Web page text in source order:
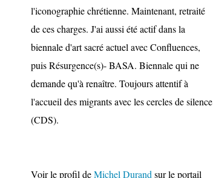
l'iconographie chrétienne. Maintenant, retraité
de ces charges. J'ai aussi été actif dans la
biennale d'art sacré actuel avec Confluences,
puis Résurgence(s)- BASA. Biennale qui ne
demande qu'à renaître. Toujours attentif à
l'accueil des migrants avec les cercles de silence
(CDS).
Voir le profil deMichel Durand sur le portail